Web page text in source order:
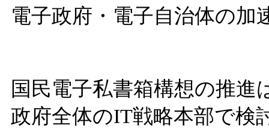
電子政府・電子自治体の加
国民電子私書箱構想の推
政府全体のIT戦略本部で